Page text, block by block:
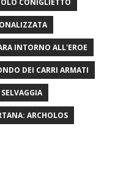
INTORNO ALL'EROE
DEI CARRI ARMATI
ARCHOLOS